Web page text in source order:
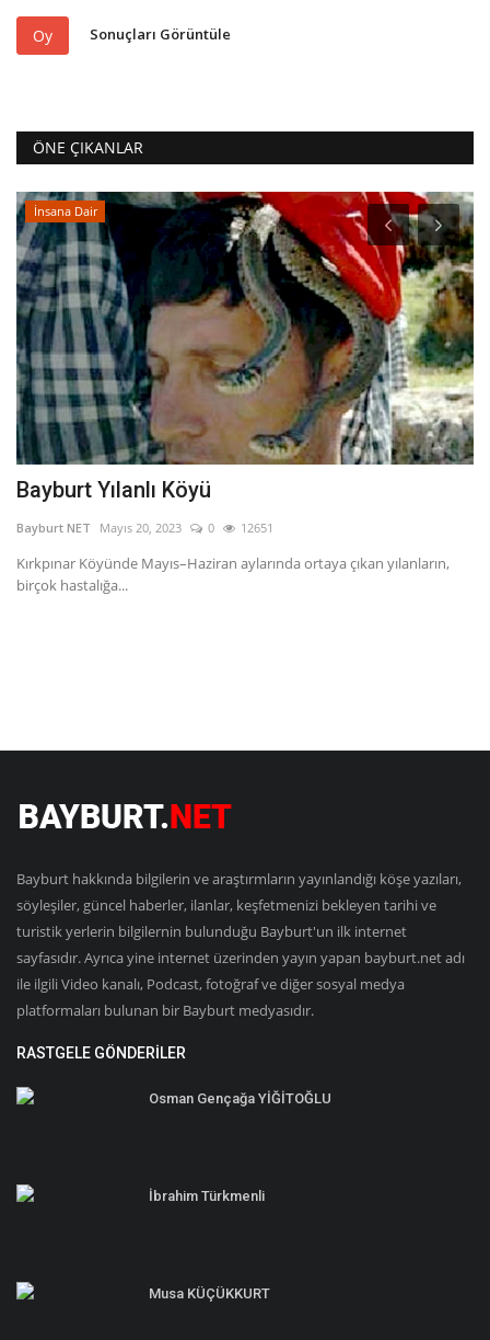
Oy Sonuçları Görüntüle
ÖNE ÇIKANLAR
İnsana Dair
Bayburt Yılanlı Köyü
Bayburt NET Mayıs 20, 2023 0 12651
Kırkpınar Köyünde Mayıs–Haziran aylarında ortaya çıkan yılanların,
birçok hastalığa...
Bayburt hakkında bilgilerin ve araştırmların yayınlandığı köşe yazıları,
söyleşiler, güncel haberler, ilanlar, keşfetmenizi bekleyen tarihi ve
turistik yerlerin bilgilernin bulunduğu Bayburt'un ilk internet
sayfasıdır. Ayrıca yine internet üzerinden yayın yapan bayburt.net adı
ile ilgili Video kanalı, Podcast, fotoğraf ve diğer sosyal medya
platformaları bulunan bir Bayburt medyasıdır.
RASTGELE GÖNDERILER
Osman Gençağa YİĞİTOĞLU
İbrahim Türkmenli
Musa KÜÇÜKKURT